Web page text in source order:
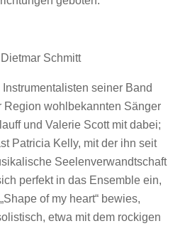
Schmitt
seiner Band
Region wohlbekannten Sänger
und Valerie Scott mit dabei;
Patricia Kelly, mit der ihn seit
Seelenverwandtschaft
perfekt in das Ensemble ein,
of my heart“ bewies,
etwa mit dem rockigen